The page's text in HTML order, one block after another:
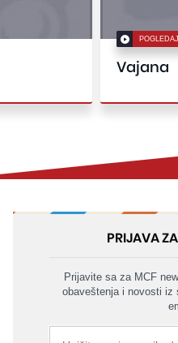
Vajana
PRIJAVA ZA
Prijavite sa za MCF
obaveštenja i novosti iz